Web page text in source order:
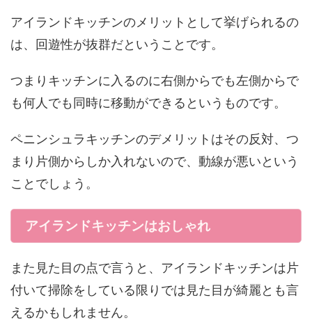
アイランドキッチンのメリットとして挙げられるの
は、回遊性が抜群だということです。
つまりキッチンに入るのに右側からでも左側からで
も何人でも同時に移動ができるというものです。
ペニンシュラキッチンのデメリットはその反対、つ
まり片側からしか入れないので、動線が悪いという
ことでしょう。
アイランドキッチンはおしゃれ
また見た目の点で言うと、アイランドキッチンは片
付いて掃除をしている限りでは見た目が綺麗とも言
えるかもしれません。